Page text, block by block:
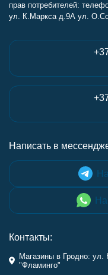
прав потребителей:
ул. К.Маркса д.9А ул.
Написать в
Контакты:
Магазины в Гродно:
"Фламинго"